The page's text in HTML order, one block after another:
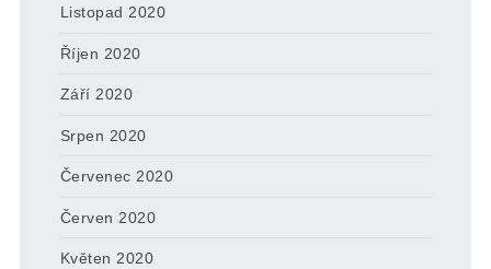
Listopad 2020
Říjen 2020
Září 2020
Srpen 2020
Červenec 2020
Červen 2020
Květen 2020